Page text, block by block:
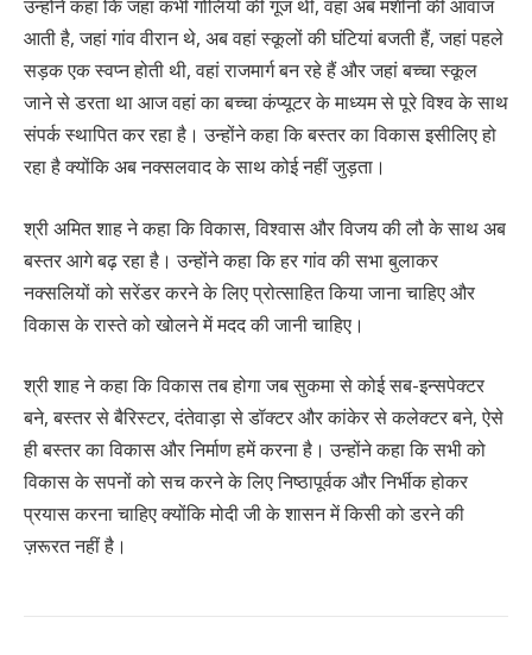
उन्होंने कहा कि जहां कभी गोलियों की गूंज थी, वहां अब मशीनों की आवाज
आती है, जहां गांव वीरान थे, अब वहां स्कूलों की घंटियां बजती हैं, जहां पहले
सड़क एक स्वप्न होती थी, वहां राजमार्ग बन रहे हैं और जहां बच्चा स्कूल
जाने से डरता था आज वहां का बच्चा कंप्यूटर के माध्यम से पूरे विश्व के साथ
संपर्क स्थापित कर रहा है। उन्होंने कहा कि बस्तर का विकास इसीलिए हो
रहा है क्योंकि अब नक्सलवाद के साथ कोई नहीं जुड़ता।
श्री अमित शाह ने कहा कि विकास, विश्वास और विजय की लौ के साथ अब
बस्तर आगे बढ़ रहा है। उन्होंने कहा कि हर गांव की सभा बुलाकर
नक्सलियों को सरेंडर करने के लिए प्रोत्साहित किया जाना चाहिए और
विकास के रास्ते को खोलने में मदद की जानी चाहिए।
श्री शाह ने कहा कि विकास तब होगा जब सुकमा से कोई सब-इन्सपेक्टर
बने, बस्तर से बैरिस्टर, दंतेवाड़ा से डॉक्टर और कांकेर से कलेक्टर बने, ऐसे
ही बस्तर का विकास और निर्माण हमें करना है। उन्होंने कहा कि सभी को
विकास के सपनों को सच करने के लिए निष्ठापूर्वक और निर्भीक होकर
प्रयास करना चाहिए क्योंकि मोदी जी के शासन में किसी को डरने की
ज़रूरत नहीं है।